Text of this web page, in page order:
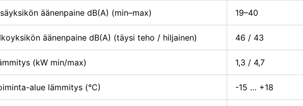
äänenpaine dB(A) (min–max) 19–40
äänenpaine dB(A) (täysi teho / hiljainen) 46 / 43
(kW min/max) 1,3 / 4,7
alue lämmitys (°C) -15 … +18